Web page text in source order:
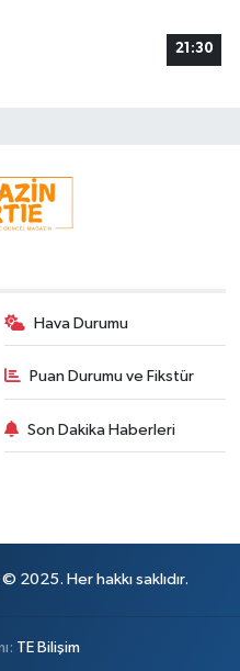
21:30
Hava Durumu
Puan Durumu ve Fikstür
Son Dakika Haberleri
2025. Her hakkı saklıdır.
TE Bilişim